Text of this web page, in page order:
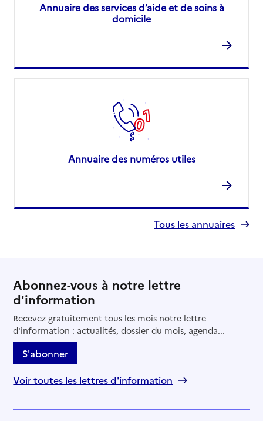
Annuaire des services d’aide et de soins à
domicile
Annuaire des numéros utiles
Tous les annuaires
Abonnez-vous à notre lettre
d'information
Recevez gratuitement tous les mois notre lettre
d'information : actualités, dossier du mois, agenda...
S'abonner
Voir toutes les lettres d'information